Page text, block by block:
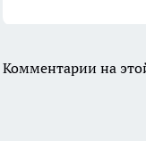
Комментарии на